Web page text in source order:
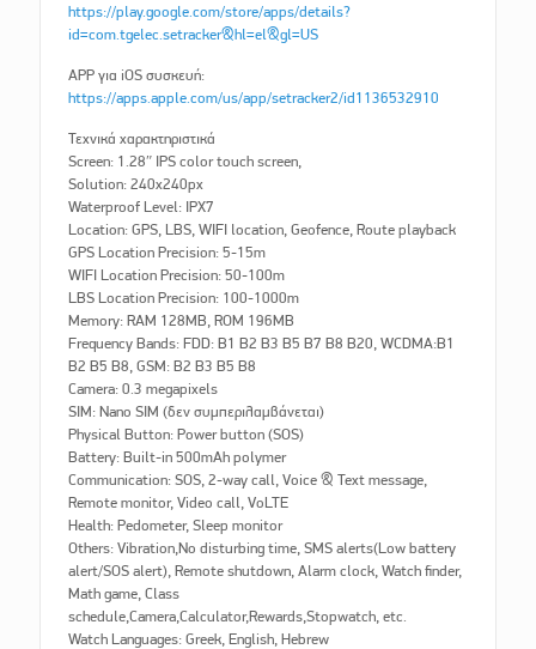
https://play.google.com/store/apps/details?
id=com.tgelec.setracker&hl=el&gl=US
APP για iOS συσκευή:
https://apps.apple.com/us/app/setracker2/id1136532910
Τεχνικά χαρακτηριστικά
Screen: 1.28″ IPS color touch screen,
Solution: 240x240px
Waterproof Level: IPX7
Location: GPS, LBS, WIFI location, Geofence, Route playback
GPS Location Precision: 5-15m
WIFI Location Precision: 50-100m
LBS Location Precision: 100-1000m
Memory: RAM 128MB, ROM 196MB
Frequency Bands: FDD: B1 B2 B3 B5 B7 B8 B20, WCDMA:B1
B2 B5 B8, GSM: B2 B3 B5 B8
Camera: 0.3 megapixels
SIM: Nano SIM (δεν συμπεριλαμβάνεται)
Physical Button: Power button (SOS)
Battery: Built-in 500mAh polymer
Communication: SOS, 2-way call, Voice & Text message,
Remote monitor, Video call, VoLTE
Health: Pedometer, Sleep monitor
Others: Vibration,No disturbing time, SMS alerts(Low battery
alert/SOS alert), Remote shutdown, Alarm clock, Watch finder,
Math game, Class
schedule,Camera,Calculator,Rewards,Stopwatch, etc.
Watch Languages: Greek, English, Hebrew